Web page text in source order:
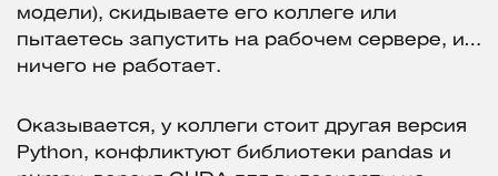
модели), скидываете его коллеге или
пытаетесь запустить на рабочем сервере, и…
ничего не работает.
Оказывается, у коллеги стоит другая версия
Python, конфликтуют библиотеки pandas и